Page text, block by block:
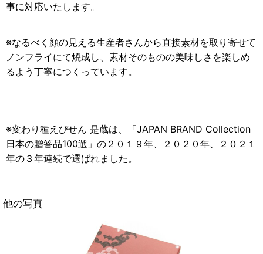
事に対応いたします。
※なるべく顔の見える生産者さんから直接素材を取り寄せて
ノンフライにて焼成し、素材そのものの美味しさを楽しめ
るよう丁寧につくっています。
※変わり種えびせん 是蔵は、「JAPAN BRAND Collection
日本の贈答品100選」の２０１９年、２０２０年、２０２１
年の３年連続で選ばれました。
他の写真